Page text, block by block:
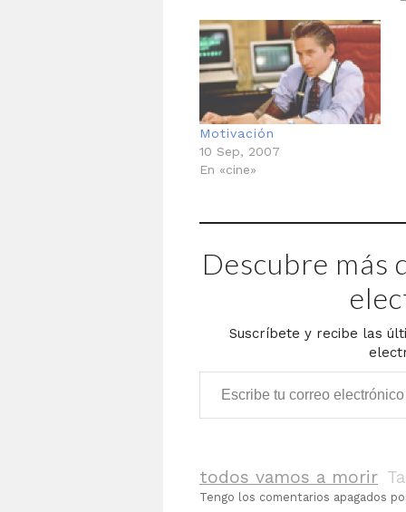
opulencia que no se…
Motivación
10 Sep, 2007
En «cine»
Descubre más
Suscríbete y recibe las
Escribe tu correo electrónico…
todos vamos a morir
Tengo los comentarios apagados